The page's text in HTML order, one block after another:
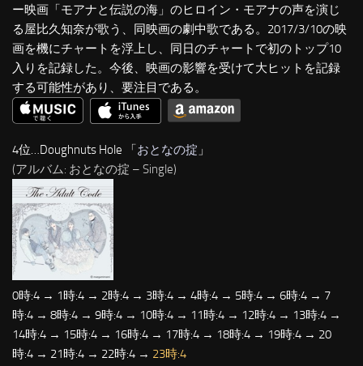
ー映画「モアナと伝説の海」のヒロイン・モアナの声を演じ
る屋比久知奈が歌う、同映画の劇中歌である。2017/3/10の映
画を機にチャートを浮上し、同日のチャートで初のトップ10
入りを記録した。今後、映画の影響を受けて大ヒットを記録
する可能性があり、要注目である。
4位…Doughnuts Hole 「おとなの掟 」
(アルバム: おとなの掟 – Single)
0時:4 → 1時:4 → 2時:4 → 3時:4 → 4時:4 → 5時:4 → 6時:4 → 7
時:4 → 8時:4 → 9時:4 → 10時:4 → 11時:4 → 12時:4 → 13時:4 →
14時:4 → 15時:4 → 16時:4 → 17時:4 → 18時:4 → 19時:4 → 20
時:4 → 21時:4 → 22時:4 → 23時:4